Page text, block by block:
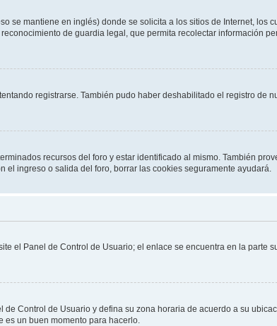
se mantiene en inglés) donde se solicita a los sitios de Internet, los
de guardia legal, que permita recolectar información
registrarse. También pudo haber deshabilitado el registro de
recursos del foro y estar identificado al mismo. También
ingreso o salida del foro, borrar las cookies seguramente ayudará.
el Panel de Control de Usuario; el enlace se encuentra en la parte
Control de Usuario y defina su zona horaria de acuerdo a su
es un buen momento para hacerlo.